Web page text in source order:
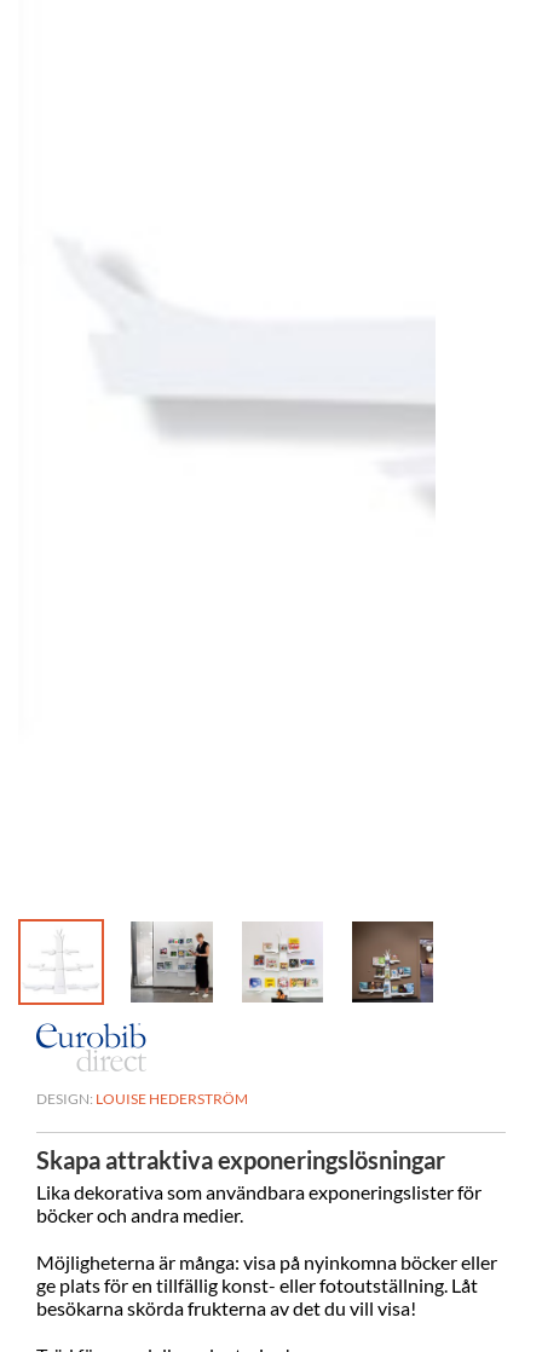
DESIGN: LOUISE HEDERSTRÖM
Skapa attraktiva exponeringslösningar
Lika dekorativa som användbara exponeringslister för
böcker och andra medier.
Möjligheterna är många: visa på nyinkomna böcker eller
ge plats för en tillfällig konst- eller fotoutställning. Låt
besökarna skörda frukterna av det du vill visa!